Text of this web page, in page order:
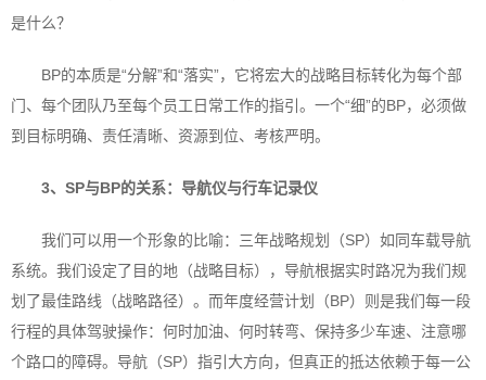
是什么？
BP的本质是“分解”和“落实”，它将宏大的战略目标转化为每个部
门、每个团队乃至每个员工日常工作的指引。一个“细”的BP，必须做
到目标明确、责任清晰、资源到位、考核严明。
3、SP与BP的关系： 导航仪与行车记录仪
我们可以用一个形象的比喻：三年战略规划（SP）如同车载导航
系统。我们设定了目的地（战略目标），导航根据实时路况为我们规
划了最佳路线（战略路径）。而年度经营计划（BP）则是我们每一段
行程的具体驾驶操作：何时加油、何时转弯、保持多少车速、注意哪
个路口的障碍。导航（SP）指引大方向，但真正的抵达依赖于每一公